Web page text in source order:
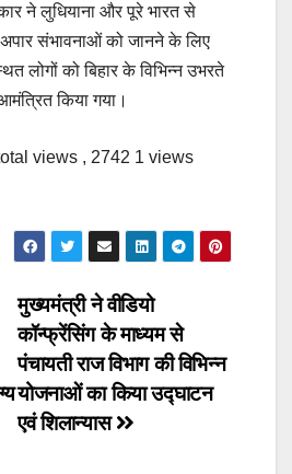
ने लुधियाना और पूरे भारत से
अपार संभावनाओं को जानने के लिए
लोगों को बिहार के विभिन्न उभरते
किया गया।
views , 2742 1 views
मुख्यमंत्री ने वीडियो
कॉन्फ्रेंसिंग के माध्यम से
पंचायती राज विभाग की विभिन्न
योजनाओं का किया उद्घाटन
एवं शिलान्यास